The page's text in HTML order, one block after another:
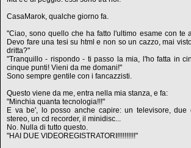
CasaMarok, qualche giorno fa.
"Ciao, sono quello che ha fatto l'ultimo esame con te
Devo fare una tesi su html e non so un cazzo, mai
dritta?"
"Tranquillo - rispondo - ti passo la mia, l'ho fatta in
cinque punti! Vieni da me domani!"
Sono sempre gentile con i fancazzisti.
Questo viene da me, entra nella mia stanza, e fa:
"Minchia quanta tecnologia!!!"
E va be', lo posso anche capire: un televisore, due
stereo, un cd recorder, il minidisc...
No. Nulla di tutto questo.
"HAI DUE VIDEOREGISTRATORI!!!!!!!!!!"